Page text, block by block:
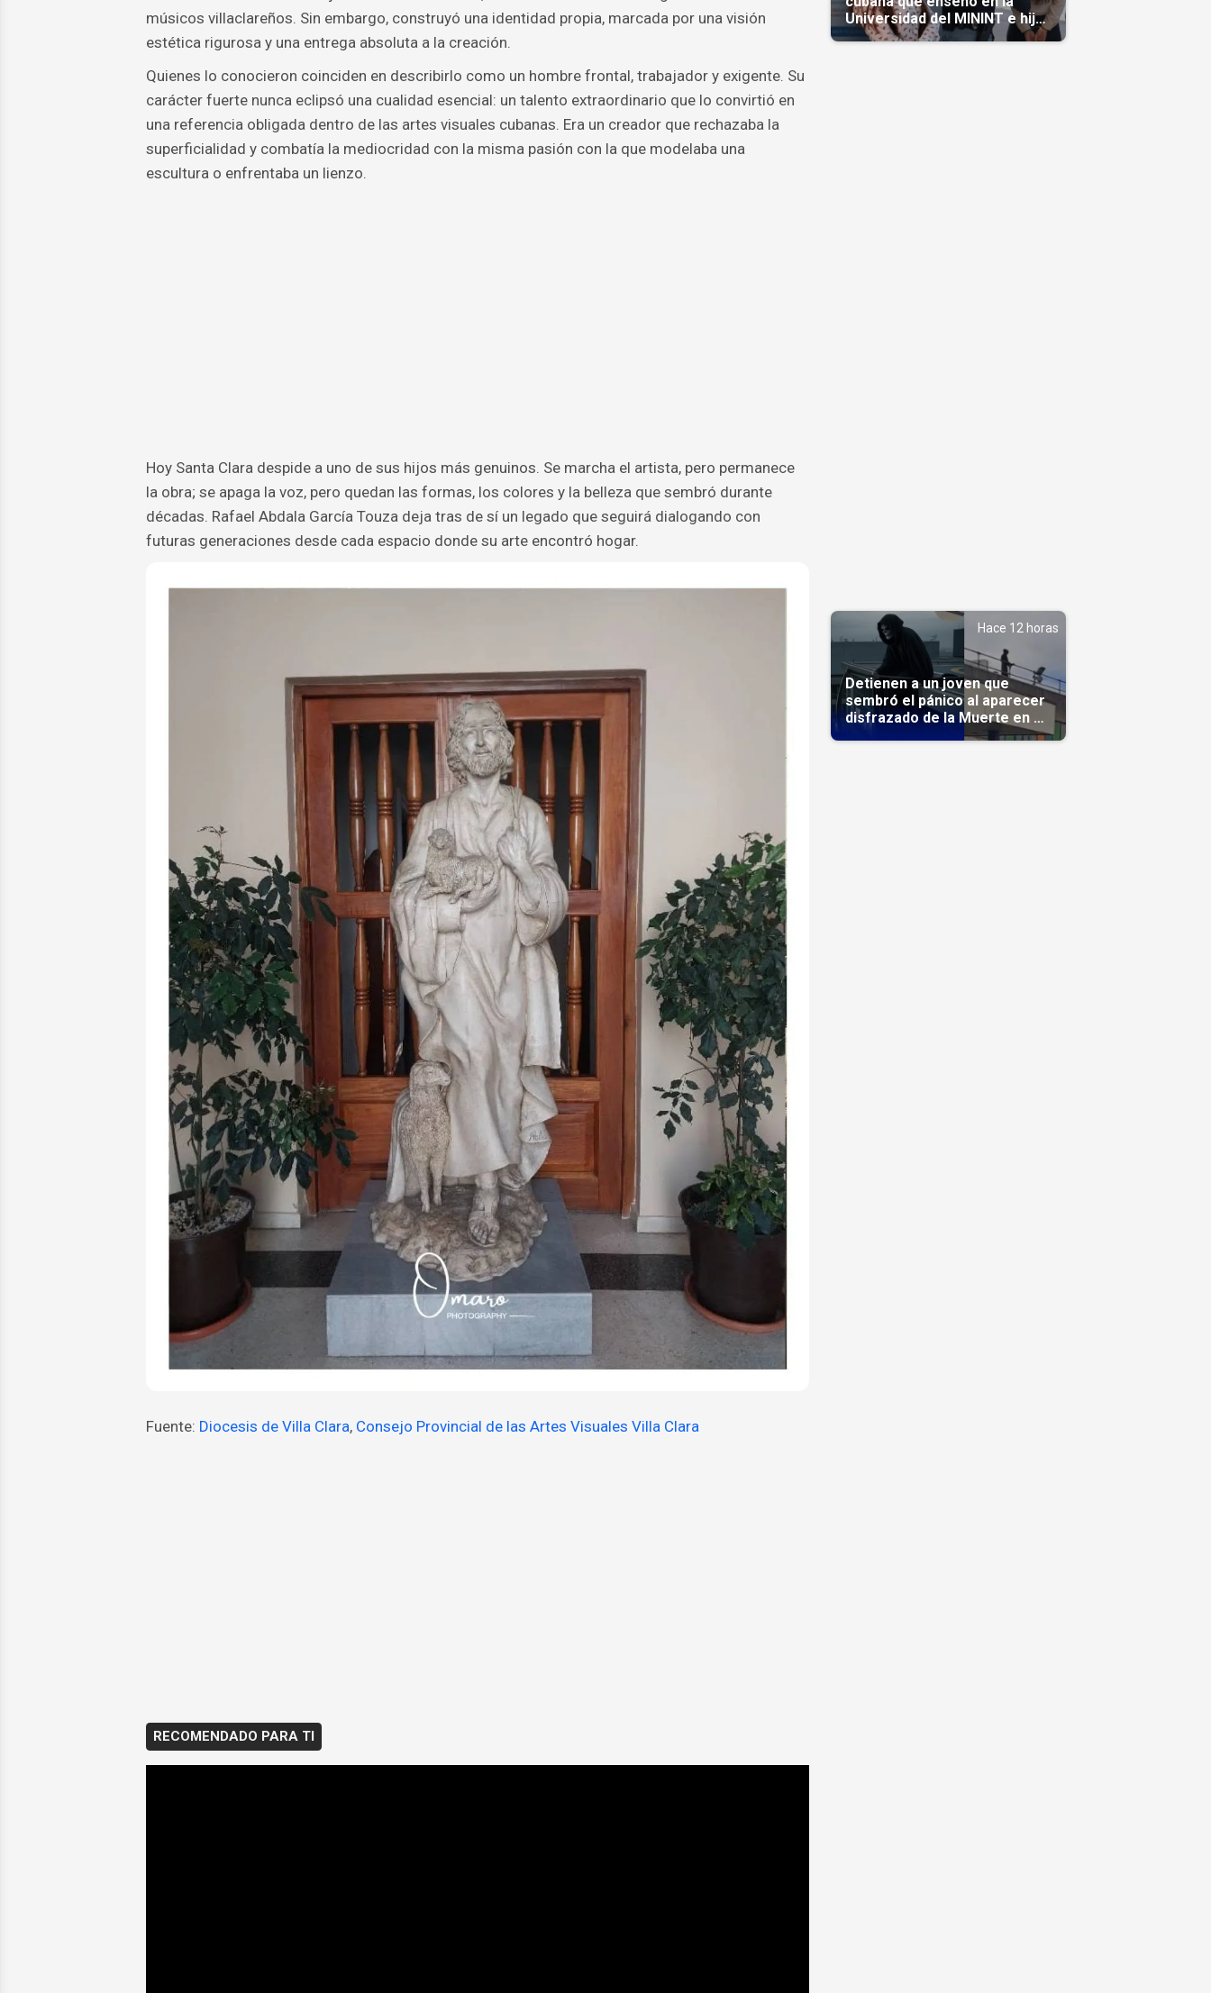
músicos villaclareños. Sin embargo, construyó una identidad propia, marcada por una visión
estética rigurosa y una entrega absoluta a la creación.
Quienes lo conocieron coinciden en describirlo como un hombre frontal, trabajador y exigente. Su
carácter fuerte nunca eclipsó una cualidad esencial: un talento extraordinario que lo convirtió en
una referencia obligada dentro de las artes visuales cubanas. Era un creador que rechazaba la
superficialidad y combatía la mediocridad con la misma pasión con la que modelaba una
escultura o enfrentaba un lienzo.
Hoy Santa Clara despide a uno de sus hijos más genuinos. Se marcha el artista, pero permanece
la obra; se apaga la voz, pero quedan las formas, los colores y la belleza que sembró durante
décadas. Rafael Abdala García Touza deja tras de sí un legado que seguirá dialogando con
futuras generaciones desde cada espacio donde su arte encontró hogar.
Fuente: Diocesis de Villa Clara, Consejo Provincial de las Artes Visuales Villa Clara
RECOMENDADO PARA TI
Universidad del MININT e hija
de diplomático cubano
Hace 12 horas
Detienen a un joven que
sembró el pánico al aparecer
disfrazado de la Muerte en un